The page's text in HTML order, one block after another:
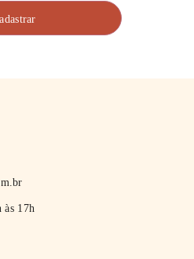
às 17h